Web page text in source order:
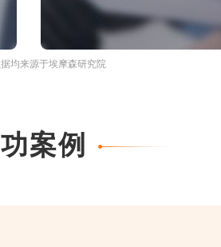
均来源于埃摩森研究院
案例